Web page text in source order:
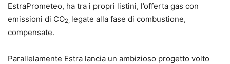
EstraPrometeo, ha tra i propri listini, l’offerta gas con
emissioni di CO2, legate alla fase di combustione,
compensate.
Parallelamente Estra lancia un ambizioso progetto volto